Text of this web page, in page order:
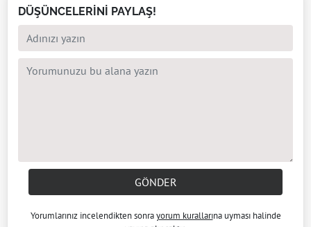
DÜŞÜNCELERİNİ PAYLAŞ!
GÖNDER
Yorumlarınız incelendikten sonrayorum kurallarına uyması halinde